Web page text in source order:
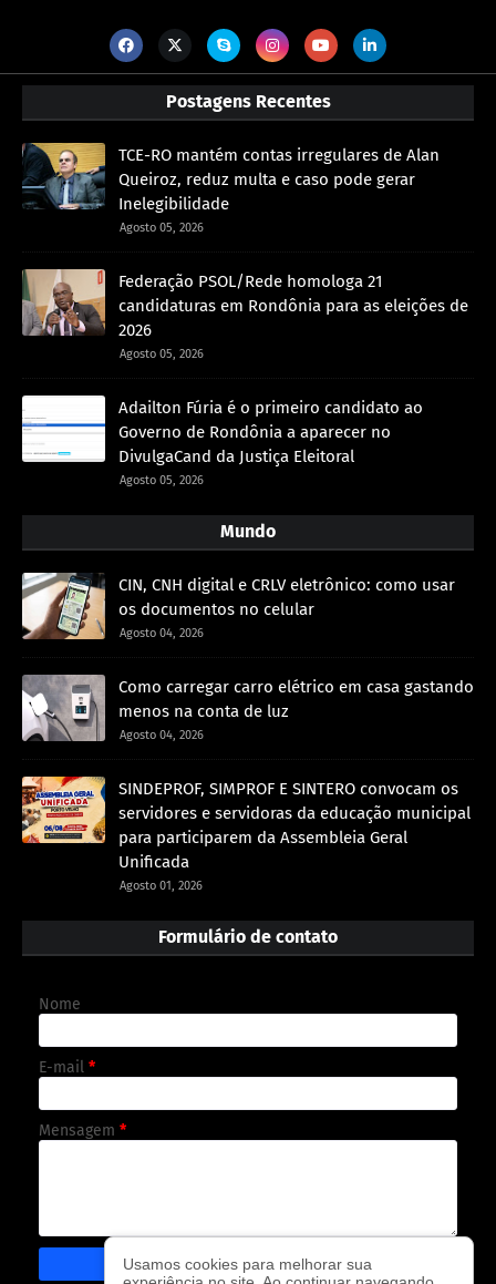
Postagens Recentes
TCE-RO mantém contas irregulares de Alan
Queiroz, reduz multa e caso pode gerar
Inelegibilidade
Agosto 05, 2026
Federação PSOL/Rede homologa 21
candidaturas em Rondônia para as eleições de
2026
Agosto 05, 2026
Adailton Fúria é o primeiro candidato ao
Governo de Rondônia a aparecer no
DivulgaCand da Justiça Eleitoral
Agosto 05, 2026
Mundo
CIN, CNH digital e CRLV eletrônico: como usar
os documentos no celular
Agosto 04, 2026
Como carregar carro elétrico em casa gastando
menos na conta de luz
Agosto 04, 2026
SINDEPROF, SIMPROF E SINTERO convocam os
servidores e servidoras da educação municipal
para participarem da Assembleia Geral
Unificada
Agosto 01, 2026
Formulário de contato
Nome
E-mail *
Mensagem *
Usamos cookies para melhorar sua